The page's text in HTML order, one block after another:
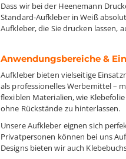
Dass wir bei der Heenemann
Standard-Aufkleber in Weiß
Aufkleber, die Sie drucken lassen,
Anwendungsbereiche &
Aufkleber bieten vielseitige
als professionelles Werbemittel –
flexiblen Materialien, wie
ohne Rückstände zu hinterlassen.
Unsere Aufkleber eignen sich
Privatpersonen können bei uns
Designs bieten wir auch